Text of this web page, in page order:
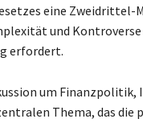
eine
und
erfordert.
um
Thema, das die